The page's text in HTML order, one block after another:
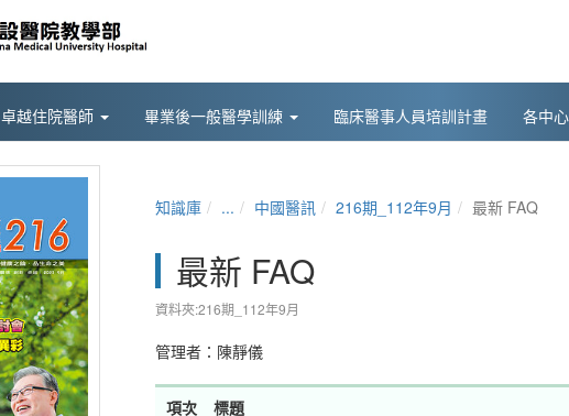
卓越住院醫師 畢業後一般醫學訓練 臨床醫事人員培訓計畫 各中
知識庫 ... 中國醫訊 216期_112年9月 最新 FAQ
最新 FAQ
資料夾:216期_112年9月
管理者： 陳靜儀
項次 標題